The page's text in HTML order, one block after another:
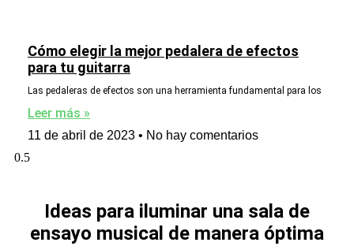
Cómo elegir la mejor pedalera de efectos
para tu guitarra
Las pedaleras de efectos son una herramienta fundamental para los
Leer más »
11 de abril de 2023 No hay comentarios
Ideas para iluminar una sala de
ensayo musical de manera óptima